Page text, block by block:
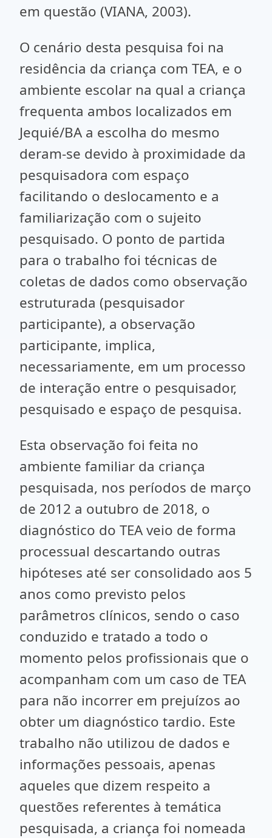
em questão (VIANA, 2003).
O cenário desta pesquisa foi na
residência da criança com TEA, e o
ambiente escolar na qual a criança
frequenta ambos localizados em
Jequié/BA a escolha do mesmo
deram-se devido à proximidade da
pesquisadora com espaço
facilitando o deslocamento e a
familiarização com o sujeito
pesquisado. O ponto de partida
para o trabalho foi técnicas de
coletas de dados como observação
estruturada (pesquisador
participante), a observação
participante, implica,
necessariamente, em um processo
de interação entre o pesquisador,
pesquisado e espaço de pesquisa.
Esta observação foi feita no
ambiente familiar da criança
pesquisada, nos períodos de março
de 2012 a outubro de 2018, o
diagnóstico do TEA veio de forma
processual descartando outras
hipóteses até ser consolidado aos 5
anos como previsto pelos
parâmetros clínicos, sendo o caso
conduzido e tratado a todo o
momento pelos profissionais que o
acompanham com um caso de TEA
para não incorrer em prejuízos ao
obter um diagnóstico tardio. Este
trabalho não utilizou de dados e
informações pessoais, apenas
aqueles que dizem respeito a
questões referentes à temática
pesquisada, a criança foi nomeada